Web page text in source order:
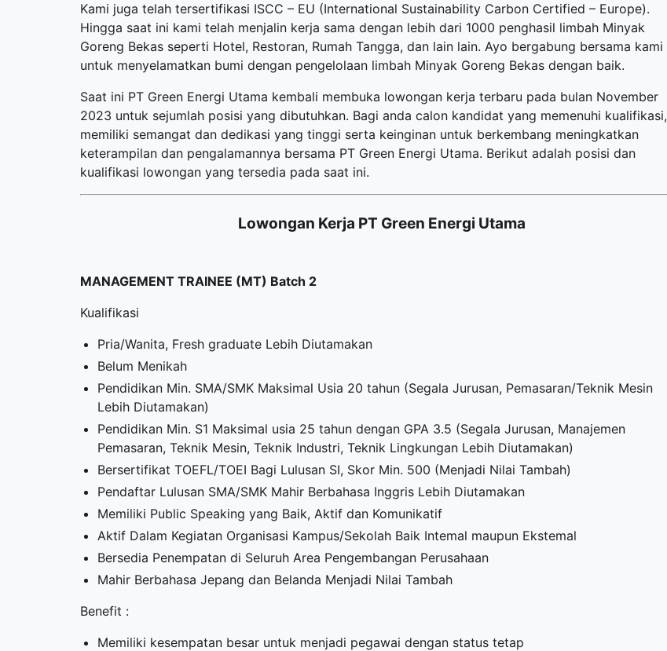
Kami juga telah tersertifikasi ISCC – EU (International Sustainability Carbon Certified – Europe).
Hingga saat ini kami telah menjalin kerja sama dengan lebih dari 1000 penghasil limbah Minyak
Goreng Bekas seperti Hotel, Restoran, Rumah Tangga, dan lain lain. Ayo bergabung bersama kami
untuk menyelamatkan bumi dengan pengelolaan limbah Minyak Goreng Bekas dengan baik.
Saat ini PT Green Energi Utama kembali membuka lowongan kerja terbaru pada bulan November
2023 untuk sejumlah posisi yang dibutuhkan. Bagi anda calon kandidat yang memenuhi kualifikasi,
memiliki semangat dan dedikasi yang tinggi serta keinginan untuk berkembang meningkatkan
keterampilan dan pengalamannya bersama PT Green Energi Utama. Berikut adalah posisi dan
kualifikasi lowongan yang tersedia pada saat ini.
Lowongan Kerja PT Green Energi Utama
MANAGEMENT TRAINEE (MT) Batch 2
Kualifikasi
Pria/Wanita, Fresh graduate Lebih Diutamakan
Belum Menikah
Pendidikan Min. SMA/SMK Maksimal Usia 20 tahun (Segala Jurusan, Pemasaran/Teknik Mesin
Lebih Diutamakan)
Pendidikan Min. S1 Maksimal usia 25 tahun dengan GPA 3.5 (Segala Jurusan, Manajemen
Pemasaran, Teknik Mesin, Teknik Industri, Teknik Lingkungan Lebih Diutamakan)
Bersertifikat TOEFL/TOEI Bagi Lulusan SI, Skor Min. 500 (Menjadi Nilai Tambah)
Pendaftar Lulusan SMA/SMK Mahir Berbahasa Inggris Lebih Diutamakan
Memiliki Public Speaking yang Baik, Aktif dan Komunikatif
Aktif Dalam Kegiatan Organisasi Kampus/Sekolah Baik Intemal maupun Ekstemal
Bersedia Penempatan di Seluruh Area Pengembangan Perusahaan
Mahir Berbahasa Jepang dan Belanda Menjadi Nilai Tambah
Benefit :
Memiliki kesempatan besar untuk menjadi pegawai dengan status tetap